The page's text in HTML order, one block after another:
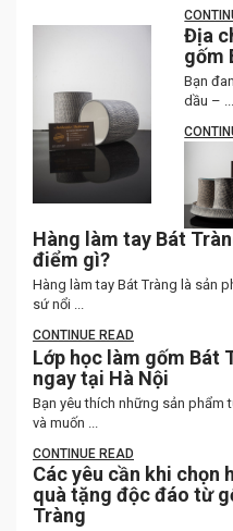
Địa
gốm
Bạn
dầu – ...
Hàng làm tay Bát
điểm gì?
Hàng làm tay Bát Tràng là sản
sứ nổi ...
CONTINUE READ
Lớp học làm gốm Bát
ngay tại Hà Nội
Bạn yêu thích những sản phẩm
và muốn ...
CONTINUE READ
Các yêu cần khi chọn
quà tặng độc đáo từ
Tràng